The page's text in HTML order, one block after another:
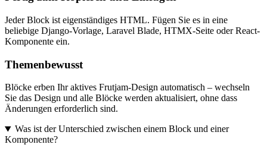
Jeder Block ist eigenständiges HTML. Fügen Sie es in eine
beliebige Django-Vorlage, Laravel Blade, HTMX-Seite oder React-
Komponente ein.
Themenbewusst
Blöcke erben Ihr aktives Frutjam-Design automatisch – wechseln
Sie das Design und alle Blöcke werden aktualisiert, ohne dass
Änderungen erforderlich sind.
Was ist der Unterschied zwischen einem Block und einer
Komponente?